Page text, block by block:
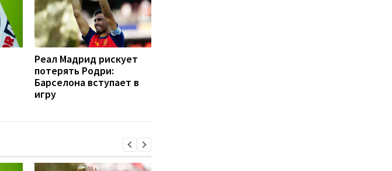
Реал Мадрид рискует
потерять Родри:
Барселона вступает в
игру